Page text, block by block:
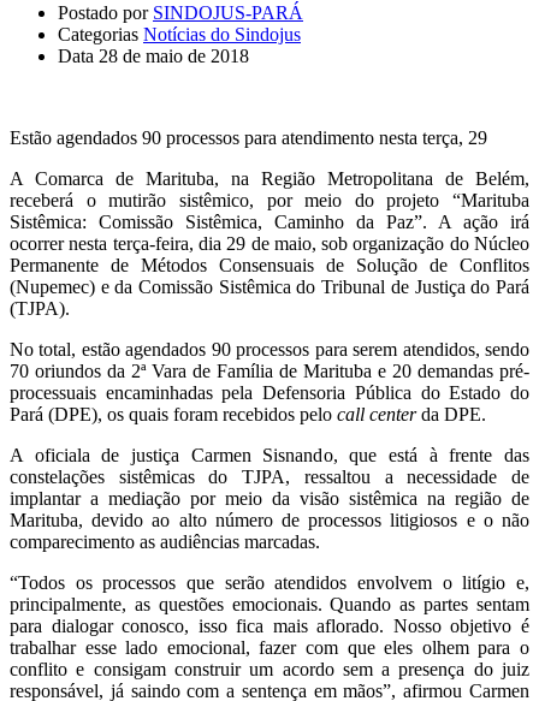
Postado por SINDOJUS-PARÁ
Categorias Notícias do Sindojus
Data 28 de maio de 2018
Estão agendados 90 processos para atendimento nesta terça, 29
A Comarca de Marituba, na Região Metropolitana de Belém,
receberá o mutirão sistêmico, por meio do projeto “Marituba
Sistêmica: Comissão Sistêmica, Caminho da Paz”. A ação irá
ocorrer nesta terça-feira, dia 29 de maio, sob organização do Núcleo
Permanente de Métodos Consensuais de Solução de Conflitos
(Nupemec) e da Comissão Sistêmica do Tribunal de Justiça do Pará
(TJPA).
No total, estão agendados 90 processos para serem atendidos, sendo
70 oriundos da 2ª Vara de Família de Marituba e 20 demandas pré-
processuais encaminhadas pela Defensoria Pública do Estado do
Pará (DPE), os quais foram recebidos pelo call centerda DPE.
A oficiala de justiça Carmen Sisnando, que está à frente das
constelações sistêmicas do TJPA, ressaltou a necessidade de
implantar a mediação por meio da visão sistêmica na região de
Marituba, devido ao alto número de processos litigiosos e o não
comparecimento as audiências marcadas.
“Todos os processos que serão atendidos envolvem o litígio e,
principalmente, as questões emocionais. Quando as partes sentam
para dialogar conosco, isso fica mais aflorado. Nosso objetivo é
trabalhar esse lado emocional, fazer com que eles olhem para o
conflito e consigam construir um acordo sem a presença do juiz
responsável, já saindo com a sentença em mãos”, afirmou Carmen